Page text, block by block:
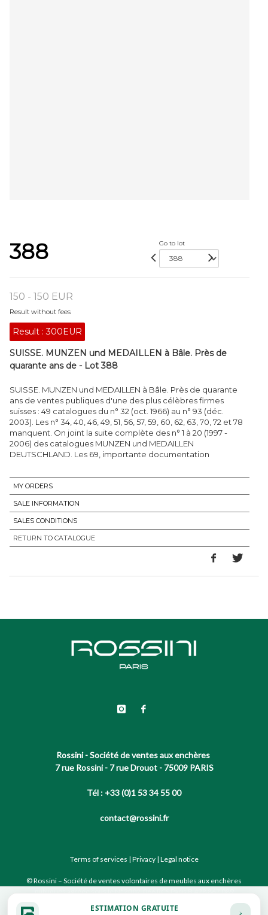
388 Go to lot
150 - 150 EUR
Result without fees
Result :300EUR
SUISSE. MUNZEN und MEDAILLEN à Bâle. Près de
quarante ans de - Lot 388
SUISSE. MUNZEN und MEDAILLEN à Bâle. Près de quarante
ans de ventes publiques d'une des plus célèbres firmes
suisses : 49 catalogues du n° 32 (oct. 1966) au n° 93 (déc.
2003). Les n° 34, 40, 46, 49, 51, 56, 57, 59, 60, 62, 63, 70, 72 et 78
manquent. On joint la suite complète des n° 1 à 20 (1997 -
2006) des catalogues MUNZEN und MEDAILLEN
DEUTSCHLAND. Les 69, importante documentation
MY ORDERS
SALE INFORMATION
SALES CONDITIONS
RETURN TO CATALOGUE
Rossini - Société de ventes aux enchères
7 rue Rossini - 7 rue Drouot - 75009 PARIS
Tél : +33 (0)1 53 34 55 00
contact@rossini.fr
Terms of services | Privacy| Legal notice
© Rossini – Société de ventes volontaires de meubles aux enchères
ESTIMATION GRATUITE